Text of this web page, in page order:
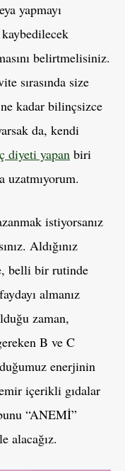
yapmayı
belirtmelisiniz.
sırasında size
kadar bilinçsizce
da, kendi
diyeti yapan biri
uzatmıyorum.
istiyorsanız
Aldığınız
belli bir rutinde
almanız
zaman,
B ve C
enerjinin
içerikli gıdalar
“ANEMİ”
alacağız.